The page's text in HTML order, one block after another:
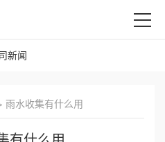
新闻
雨水收集有什么用